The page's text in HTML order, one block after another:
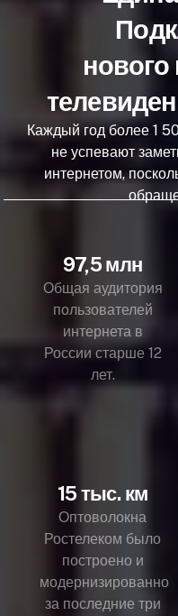
нового
Каждый год более 1
не успевают
интернетом,
97,5 млн
Общая аудитория
пользователей
интернета в
России старше 12
лет.
15 тыс. км
Оптоволокна
Ростелеком было
построено и
модернизированно
за последние три